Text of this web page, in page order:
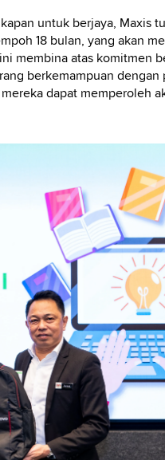
untuk berjaya, Maxis
18 bulan, yang akan
membina atas komitmen
berkemampuan dengan
dapat memperoleh